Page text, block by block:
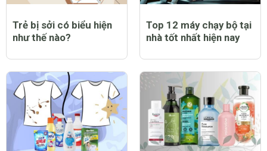
Trẻ bị sởi có biểu hiện
như thế nào?
Top 12 máy chạy bộ tại
nhà tốt nhất hiện nay